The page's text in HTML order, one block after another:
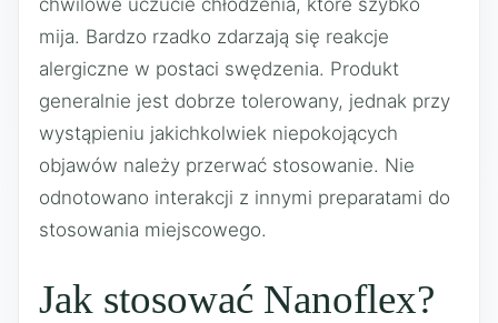
chwilowe uczucie chłodzenia, które szybko
mija. Bardzo rzadko zdarzają się reakcje
alergiczne w postaci swędzenia. Produkt
generalnie jest dobrze tolerowany, jednak przy
wystąpieniu jakichkolwiek niepokojących
objawów należy przerwać stosowanie. Nie
odnotowano interakcji z innymi preparatami do
stosowania miejscowego.
Jak stosować Nanoflex?